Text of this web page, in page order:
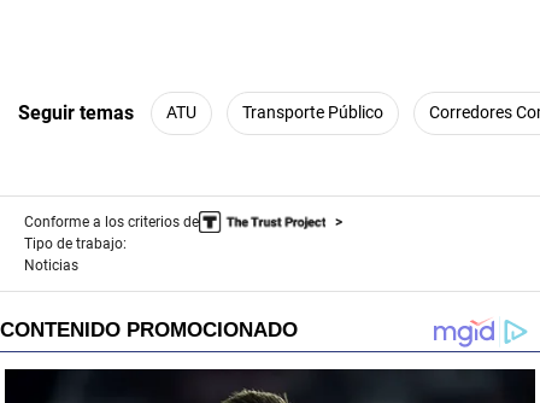
Seguir temas ATU Transporte Público Corredores
Conforme a los criterios de
Tipo de trabajo:
Noticias